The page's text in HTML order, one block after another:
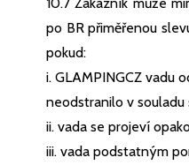
po BR přiměřenou
pokud:
i. GLAMPINGCZ vadu
neodstranilo v souladu
ii. vada se projeví
iii. vada podstatným